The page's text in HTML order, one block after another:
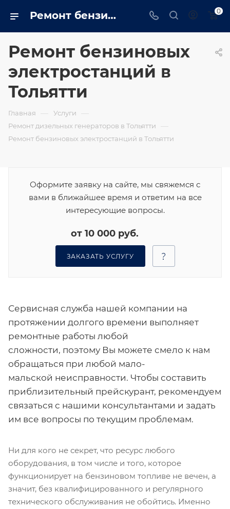
Ремонт бензиновых электростанций в Тольятти 0
Ремонт бензиновых
электростанций в
Тольятти
Главная — Услуги —
Ремонт дизельных генераторов в Тольятти —
Ремонт бензиновых электростанций в Тольятти
Оформите заявку на сайте, мы свяжемся с
вами в ближайшее время и ответим на все
интересующие вопросы.
от 10 000 руб.
ЗАКАЗАТЬ УСЛУГУ
Сервисная служба нашей компании на
протяжении долгого времени выполняет
ремонтные работы любой
сложности, поэтому Вы можете смело к нам
обращаться при любой мало-
мальской неисправности. Чтобы составить
приблизительный прейскурант, рекомендуем
связаться с нашими консультантами и задать
им все вопросы по текущим проблемам.
Ни для кого не секрет, что ресурс любого
оборудования, в том числе и того, которое
функционирует на бензиновом топливе не вечен, а
значит, без квалифицированного и регулярного
технического обслуживания не обойтись. Именно